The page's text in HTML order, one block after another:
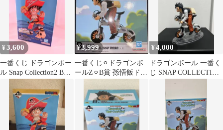
¥3,600
一番くじ ドラゴンボー
ル Snap Collection2 B賞
¥3,999
一番くじ⚪︎ドラゴンボ
ールZ⚪︎B賞 孫悟飯ドラ
FIGURE
¥4,000
ドラゴンボール 一番く
じ SNAP COLLECTION